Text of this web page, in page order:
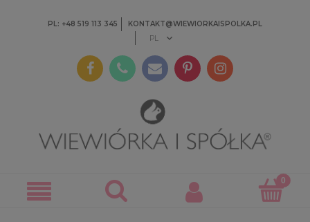
PL: +48 519 113 345 KONTAKT@WIEWIORKAISPOLKA.PL